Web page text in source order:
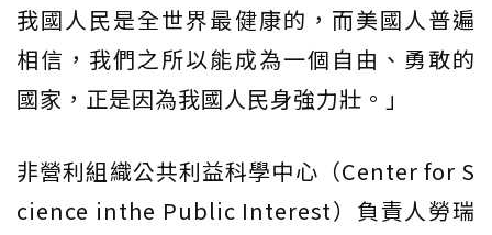
我國人民是全世界最健康的，而美國人普遍
相信，我們之所以能成為一個自由、勇敢的
國家，正是因為我國人民身強力壯。」
非營利組織公共利益科學中心（Center for S
cience inthe Public Interest）負責人勞瑞